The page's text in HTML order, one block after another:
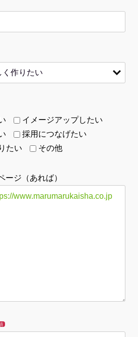
イメージアップしたい
採用につなげたい
たい
その他
ージ（あれば）